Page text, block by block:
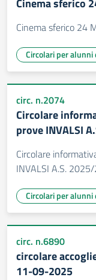
Cinema sferico
Cinema sferico 24
Circolari per alunni
circ. n.2074
Circolare
prove INVALSI
Circolare
INVALSI A.S.
Circolari per alunni
circ. n.6890
circolare
11-09-2025